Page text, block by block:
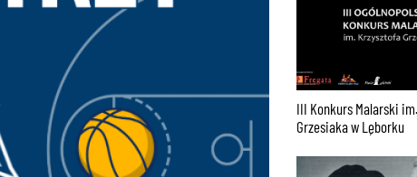
III Konkurs Malarski im. K.
Grzesiaka w Lęborku
30-lecie Sceny Letniej
Gdyni: Jubileuszowy